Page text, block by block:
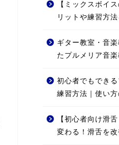
【ミックスボイ
リットや練習方
ギター教室・音
たプルメリア音
初心者でもでき
練習方法｜使い
【初心者向け滑
変わる！滑舌を